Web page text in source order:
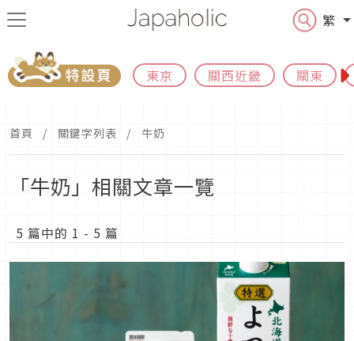
繁
東京 關西近畿 關東
首頁 關鍵字列表 牛奶
「牛奶」相關文章一覽
5 篇中的 1 - 5 篇